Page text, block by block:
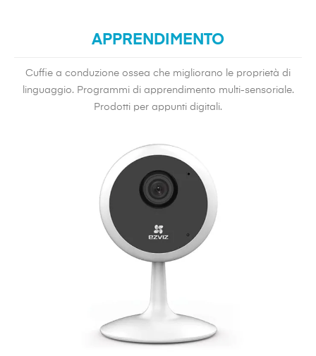
APPRENDIMENTO
Cuffie a conduzione ossea che migliorano le proprietà di
linguaggio. Programmi di apprendimento multi-sensoriale.
Prodotti per appunti digitali.